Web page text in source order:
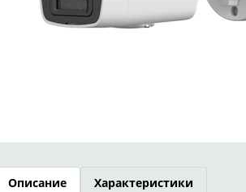
Описание Характеристики